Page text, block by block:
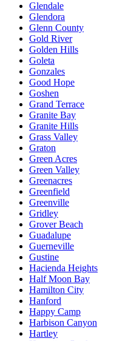
Glendale
Glendora
Glenn County
Gold River
Golden Hills
Goleta
Gonzales
Good Hope
Goshen
Grand Terrace
Granite Bay
Granite Hills
Grass Valley
Graton
Green Acres
Green Valley
Greenacres
Greenfield
Greenville
Gridley
Grover Beach
Guadalupe
Guerneville
Gustine
Hacienda Heights
Half Moon Bay
Hamilton City
Hanford
Happy Camp
Harbison Canyon
Hartley